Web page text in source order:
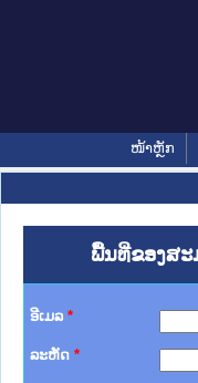
ໜ້າຫຼັກ
ພື້ນທີ່ຂອງສະ
ອີເມລ *
ລະຫັດ *